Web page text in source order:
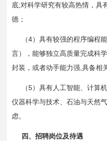
底;对科学研究有较高热情，具
德；
（4）具有较强的程序编程
言），能够独立高质量完成科
封装，或者动手能力强 ,具备相
（5）具有人工智能、计算
仪器科学与技术、石油与天然
虑。
四、招聘岗位及待遇